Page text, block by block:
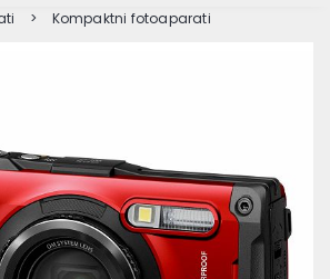
Kompaktni fotoaparati